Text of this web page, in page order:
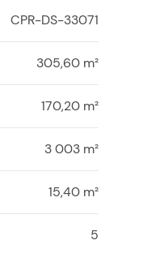
CPR-DS-33071
305,60 m²
170,20 m²
3 003 m²
15,40 m²
5